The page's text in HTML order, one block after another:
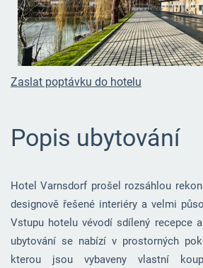
Zaslat poptávku do hotelu
Popis ubytování
Hotel Varnsdorf prošel rozsáhlou
designově řešené interiéry a velmi
Vstupu hotelu vévodí sdílený recepce
ubytování se nabízí v prostorných
kterou jsou vybaveny vlastní